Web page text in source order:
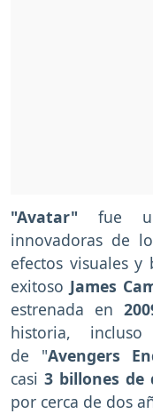
"Avatar" fue
innovadoras de
efectos visuales
exitoso James
estrenada en
historia,
de "Avengers
casi3 billones de
por cerca de dos